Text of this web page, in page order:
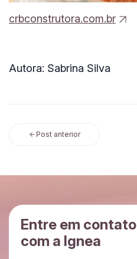
crbconstrutora.com.br
Autora: Sabrina Silva
Post anterior
Entre em contato
com a Ignea